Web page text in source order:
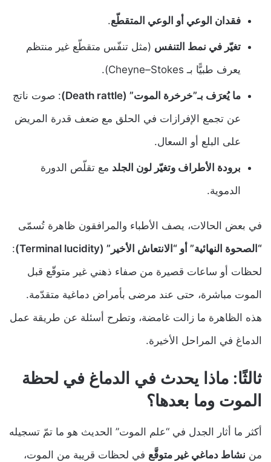
فقدان الوعي أو الوعي المتقطّع.
تغيّر في نمط التنفس (مثل تنفّس متقطّع غير منتظم
يعرف طبيًّا بـ Cheyne–Stokes).
ما يُعرَف بـ”خرخرة الموت” (Death rattle)
: صوت ناتج
عن تجمع الإفرازات في الحلق مع ضعف قدرة المريض
على البلع أو السعال.
برودة الأطراف وتغيّر لون الجلد مع تقلّص الدورة
الدموية.
في بعض الحالات، يصف الأطباء والمرافقون ظاهرة تُسمّى
“الصحوة النهائية” أو “الانتعاش الأخير” (Terminal lucidity)
:
لحظات أو ساعات قصيرة من صفاء ذهني غير متوقّع قبل
الموت مباشرة، حتى عند مرضى بأمراض دماغية متقدّمة.
هذه الظاهرة ما زالت غامضة، وتطرح أسئلة عن طريقة عمل
الدماغ في المراحل الأخيرة.
ثالثًا: ماذا يحدث في الدماغ في لحظة
الموت وما بعدها؟
أكثر ما أثار الجدل في “علم الموت” الحديث هو ما تمّ تسجيله
من نشاط دماغي غير متوقَّع في لحظات قريبة من الموت،